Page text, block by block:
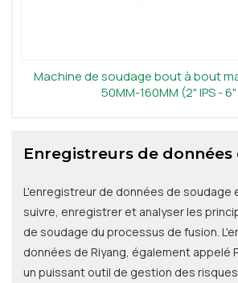
Machine de soudage bout à bout
50MM-160MM (2" IPS - 6"
Enregistreurs de données
L'enregistreur de données de soudage
suivre, enregistrer et analyser les
de soudage du processus de fusion.
données de Riyang, également appelé
un puissant outil de gestion des